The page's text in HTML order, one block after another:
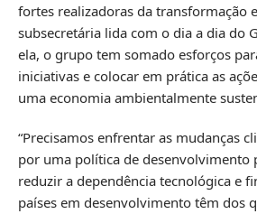
fortes realizadoras da transformação
subsecretária lida com o dia a dia do
ela, o grupo tem somado esforços
iniciativas e colocar em prática as
uma economia ambientalmente
“Precisamos enfrentar as mudanças
por uma política de desenvolvimento
reduzir a dependência tecnológica e
países em desenvolvimento têm dos